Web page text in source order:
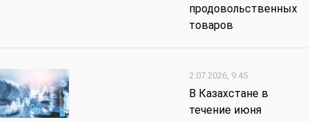
продовольственных
товаров
2.07.2026, 9:45
В Казахстане в
течение июня